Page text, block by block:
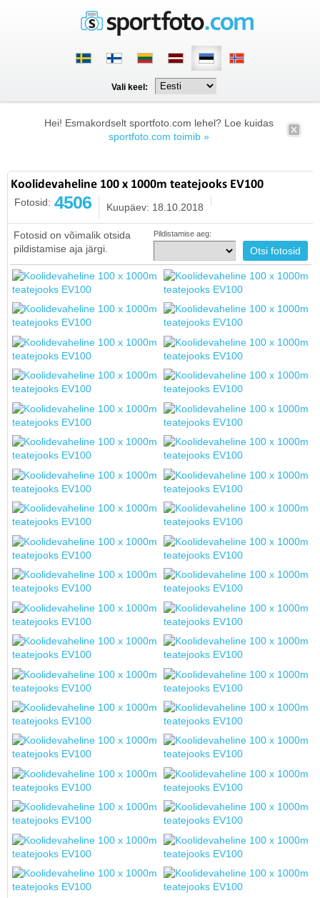
Vali keel:
Hei! Esmakordselt sportfoto.com lehel? Loe kuidas
sportfoto.com toimib »
Koolidevaheline 100 x 1000m teatejooks EV100
Fotosid: 4506 Kuupäev: 18.10.2018
Fotosid on võimalik otsida
pildistamise aja järgi.
Pildistamise aeg: